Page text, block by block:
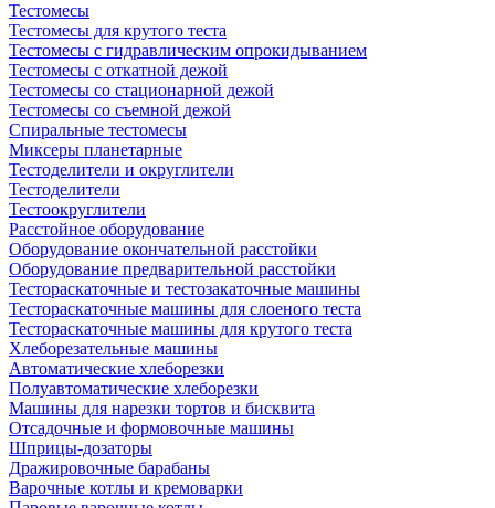
Тестомесы
Тестомесы для крутого теста
Тестомесы с гидравлическим опрокидыванием
Тестомесы с откатной дежой
Тестомесы со стационарной дежой
Тестомесы со съемной дежой
Спиральные тестомесы
Миксеры планетарные
Тестоделители и округлители
Тестоделители
Тестоокруглители
Расстойное оборудование
Оборудование окончательной расстойки
Оборудование предварительной расстойки
Тестораскаточные и тестозакаточные машины
Тестораскаточные машины для слоеного теста
Тестораскаточные машины для крутого теста
Хлеборезательные машины
Автоматические хлеборезки
Полуавтоматические хлеборезки
Машины для нарезки тортов и бисквита
Отсадочные и формовочные машины
Шприцы-дозаторы
Дражировочные барабаны
Варочные котлы и кремоварки